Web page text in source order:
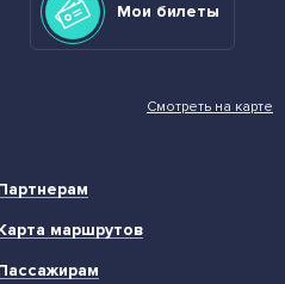
Смотреть на карте
Мои билеты
маршрутов